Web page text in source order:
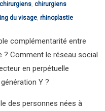
chirurgiens,chirurgiens
du visage,rhinoplastie
complémentarité entre
? Comment le réseau social
en perpétuelle
Y ?
des personnes nées à